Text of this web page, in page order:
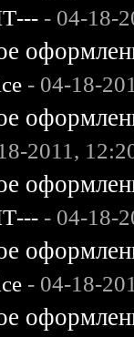
- 04-18-
- 04-18-
2011,
- 04-18-
- 04-18-